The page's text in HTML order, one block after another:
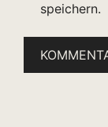
speichern.